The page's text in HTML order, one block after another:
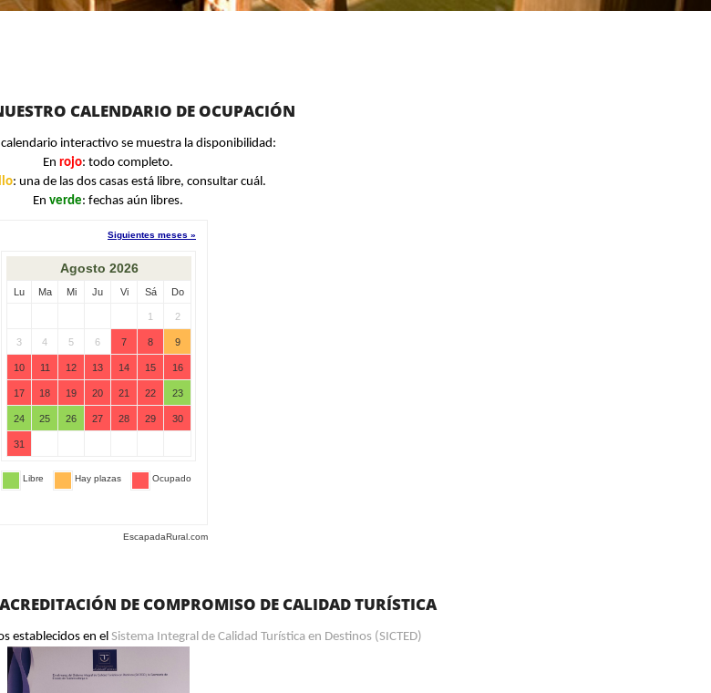
CALENDARIO DE OCUPACIÓN
calendario interactivo se muestra la disponibilidad:
En rojo: todo completo.
: una de las dos casas está libre, consultar cuál.
En verde: fechas aún libres.
EscapadaRural.com
DE COMPROMISO DE CALIDAD TURÍSTICA
establecidos en el Sistema Integral de Calidad Turística en Destinos (SICTED)